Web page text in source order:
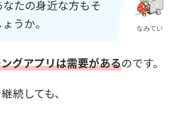
たの身近な方もそ
うか。
なみてい
グアプリは需要があるのです。
続しても、